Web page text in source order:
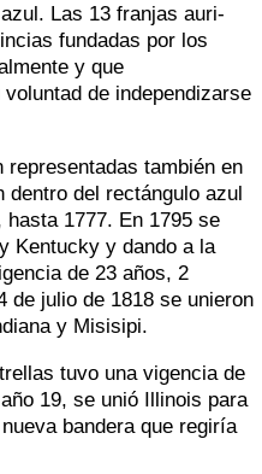
Las 13 franjas auri-
fundadas por los
y que
de independizarse
también en
dentro del rectángulo azul
1777. En 1795 se
Kentucky y dando a la
de 23 años, 2
de julio de 1818 se unieron
y Misisipi.
tuvo una vigencia de
19, se unió Illinois para
bandera que regiría